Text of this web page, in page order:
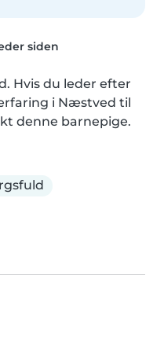
siden
Hvis du leder efter
i Næstved til
denne barnepige.